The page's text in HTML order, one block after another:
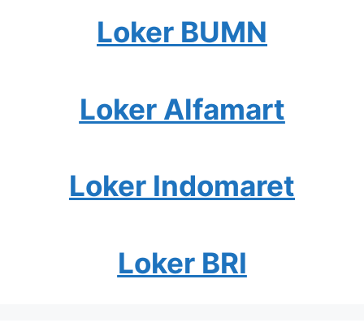
Loker BUMN
Loker Alfamart
Loker Indomaret
Loker BRI